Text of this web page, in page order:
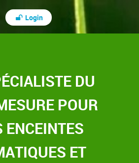
Login
DU
POUR
ENCEINTES
ET